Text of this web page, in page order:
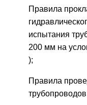
Правила
испытания
200 мм на
);
Правила